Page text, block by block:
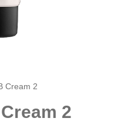
Cream 2
2